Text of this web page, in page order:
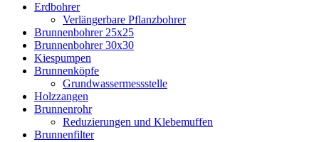
Erdbohrer
Verlängerbare Pflanzbohrer
Brunnenbohrer 25x25
Brunnenbohrer 30x30
Kiespumpen
Brunnenköpfe
Grundwassermessstelle
Holzzangen
Brunnenrohr
Reduzierungen und Klebemuffen
Brunnenfilter